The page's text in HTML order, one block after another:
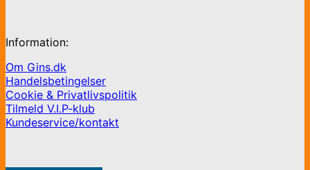
Information:
Om Gins.dk
Handelsbetingelser
Cookie & Privatlivspolitik
Tilmeld V.I.P-klub
Kundeservice/kontakt